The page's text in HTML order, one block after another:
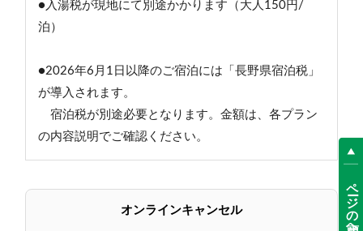
●入湯税が現地にて別途かかります（大人150円/
泊）
●2026年6月1日以降のご宿泊には「長野県宿泊税」
が導入されます。
宿泊税が別途必要となります。金額は、各プラン
の内容説明でご確認ください。
オンラインキャンセル ページの先頭へ